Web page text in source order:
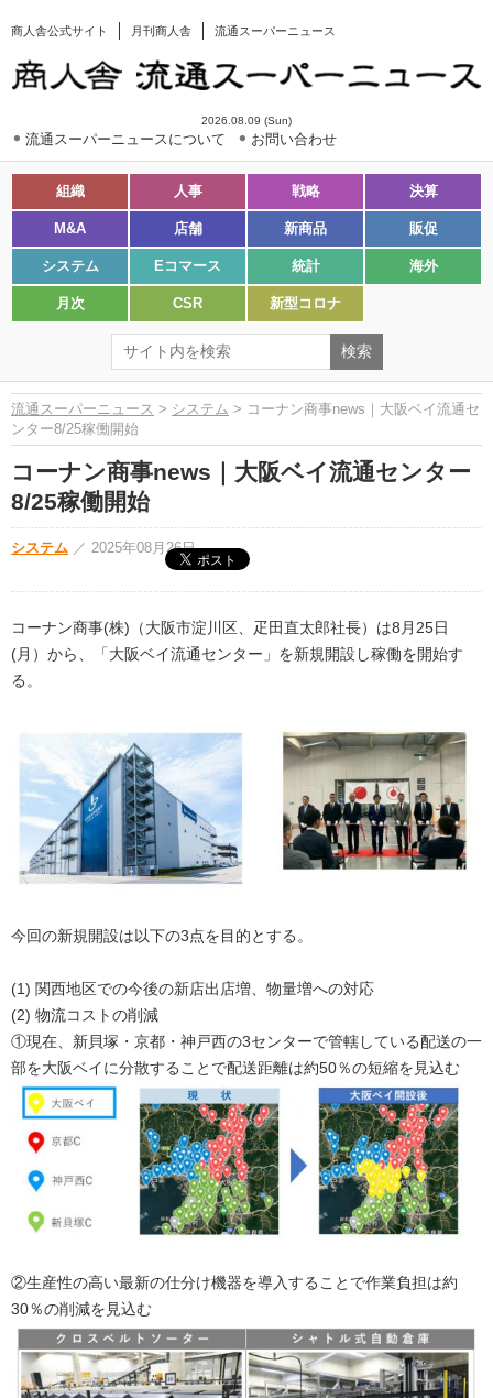
商人舎公式サイト 月刊商人舎 流通スーパーニュース
2026.08.09 (Sun)
流通スーパーニュースについて お問い合わせ
組織 人事 戦略 決算
M&A 店舗 新商品 販促
システム Eコマース 統計 海外
月次 CSR 新型コロナ
流通スーパーニュース > システム > コーナン商事news｜大阪ベイ流通セ
ンター8/25稼働開始
コーナン商事news｜大阪ベイ流通センター
8/25稼働開始
システム ／ 2025年08月26日
コーナン商事(株)（大阪市淀川区、疋田直太郎社長）は8月25日
(月）から、「大阪ベイ流通センター」を新規開設し稼働を開始す
る。
今回の新規開設は以下の3点を目的とする。
(1) 関西地区での今後の新店出店増、物量増への対応
(2) 物流コストの削減
①現在、新貝塚・京都・神戸西の3センターで管轄している配送の一
部を大阪ベイに分散することで配送距離は約50％の短縮を見込む
②生産性の高い最新の仕分け機器を導入することで作業負担は約
30％の削減を見込む